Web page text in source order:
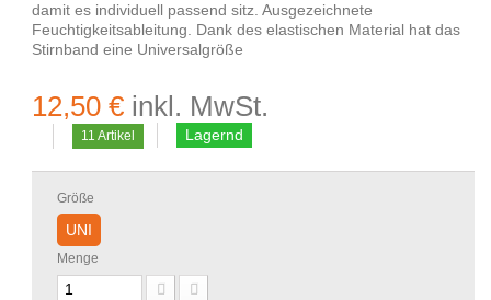
damit es individuell passend sitz. Ausgezeichnete
Feuchtigkeitsableitung. Dank des elastischen Material hat das
Stirnband eine Universalgröße
12,50 € inkl. MwSt.
11 Artikel Lagernd
Größe
UNI
Menge